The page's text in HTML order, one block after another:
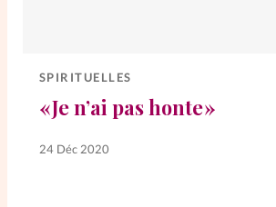
SPIRITUELLES
« Je n’ai pas honte »
24 Déc 2020